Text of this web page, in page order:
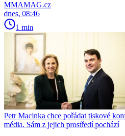
MMAMAG.cz
dnes, 08:46
1 min
Petr Macinka chce pořádat tiskové
média. Sám z jejich prostředí pochází